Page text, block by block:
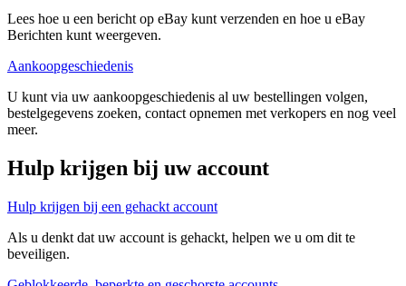
Lees hoe u een bericht op eBay kunt verzenden en hoe u eBay
Berichten kunt weergeven.
Aankoopgeschiedenis
U kunt via uw aankoopgeschiedenis al uw bestellingen volgen,
bestelgegevens zoeken, contact opnemen met verkopers en nog veel
meer.
Hulp krijgen bij uw account
Hulp krijgen bij een gehackt account
Als u denkt dat uw account is gehackt, helpen we u om dit te
beveiligen.